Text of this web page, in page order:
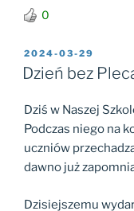
0
OPUBLIKOWANE
W
2024-03-29
Dzień bez
Dziś w Naszej
Podczas niego na
uczniów
dawno już
Dzisiejszemu